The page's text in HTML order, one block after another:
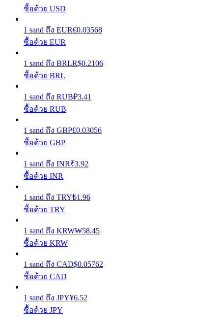
ผลตอบแทนสูงและเข้าถึงได้ทันที
Launchpool
การเซ้งแบบยืดหยุ่นเพื่อรับโทเคนยอดนิยม
ซื้อด้วย USD
1 sand ถึง EUR€0.03568
ซื้อด้วย EUR
1 sand ถึง BRLR$0.2106
ซื้อด้วย BRL
1 sand ถึง RUB₽3.41
ซื้อด้วย RUB
1 sand ถึง GBP£0.03056
ซื้อด้วย GBP
1 sand ถึง INR₹3.92
ซื้อด้วย INR
1 sand ถึง TRY₺1.96
ซื้อด้วย TRY
1 sand ถึง KRW₩58.45
ซื้อด้วย KRW
1 sand ถึง CAD$0.05762
ซื้อด้วย CAD
1 sand ถึง JPY¥6.52
ซื้อด้วย JPY